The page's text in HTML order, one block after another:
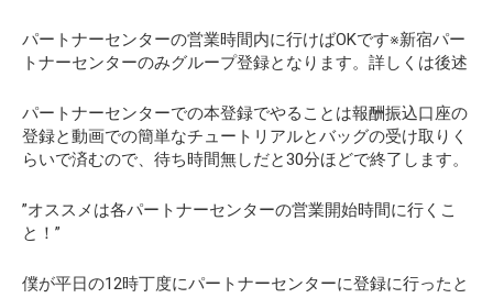
パートナーセンターの営業時間内に行けばOKです※新宿パー
トナーセンターのみグループ登録となります。詳しくは後述
パートナーセンターでの本登録でやることは報酬振込口座の
登録と動画での簡単なチュートリアルとバッグの受け取りく
らいで済むので、待ち時間無しだと30分ほどで終了します。
”オススメは各パートナーセンターの営業開始時間に行くこ
と！”
僕が平日の12時丁度にパートナーセンターに登録に行ったと